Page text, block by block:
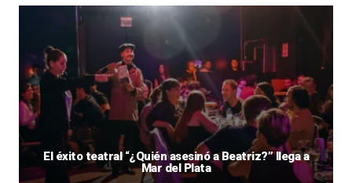
El éxito teatral “¿Quién asesinó a Beatriz?” llega a
Mar del Plata